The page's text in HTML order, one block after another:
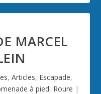
MARCEL
, Articles, Escapade,
à pied, Roure |